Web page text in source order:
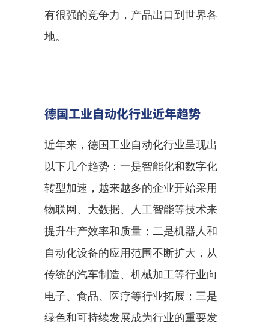
有很强的竞争力，产品出口到世界各
地。
德国工业自动化行业近年趋势
近年来，德国工业自动化行业呈现出
以下几个趋势：一是智能化和数字化
转型加速，越来越多的企业开始采用
物联网、大数据、人工智能等技术来
提升生产效率和质量；二是机器人和
自动化设备的应用范围不断扩大，从
传统的汽车制造、机械加工等行业向
电子、食品、医疗等行业拓展；三是
绿色和可持续发展成为行业的重要发